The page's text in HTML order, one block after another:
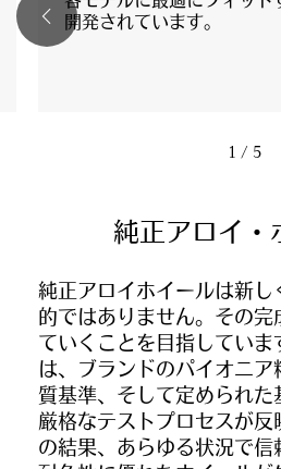
開発されています。
1 / 5
純正アロイ・
純正アロイホイールは新し
的ではありません。その
ていくことを目指してい
は、ブランドのパイオニ
質基準、そして定められた
厳格なテストプロセスが反
の結果、あらゆる状況で信